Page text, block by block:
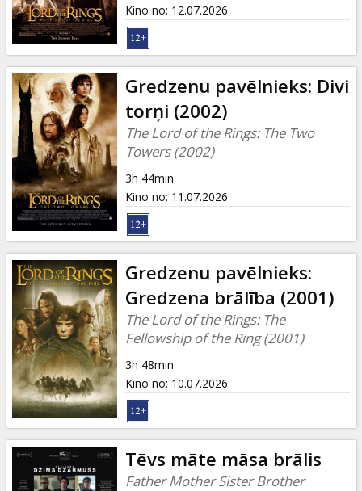
Uzkodas
B2B
Kino
Klubs
Kino no: 12.07.2026
Gredzenu pavēlnieks: Divi
torņi (2002)
The Lord of the Rings: The Two
Towers (2002)
3h 44min
Kino no: 11.07.2026
Gredzenu pavēlnieks:
Gredzena brālība (2001)
The Lord of the Rings: The
Fellowship of the Ring (2001)
3h 48min
Kino no: 10.07.2026
Tēvs māte māsa brālis
Father Mother Sister Brother